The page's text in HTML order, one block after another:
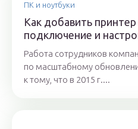
ПК и ноутбуки
Как добавить
подключение и
Работа сотрудников
по масштабному
к тому, что в 2015 г....